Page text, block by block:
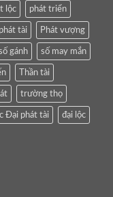
lộc phát triển
phát tài Phát vượng
gánh số may mắn
Thần tài
trường thọ
Đại phát tài đại lộc